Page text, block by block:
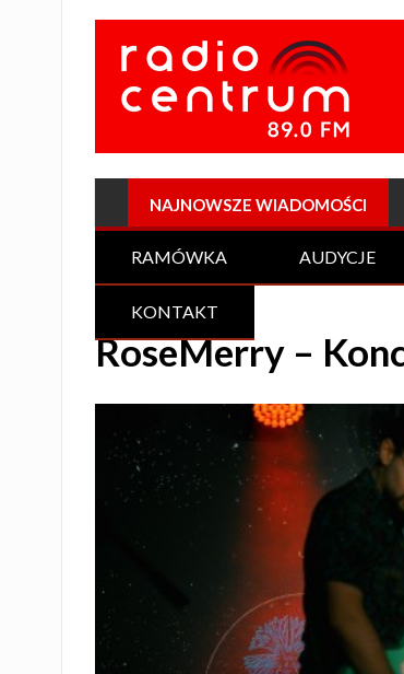
NAJNOWSZE WIADOMOŚCI
RAMÓWKA AUDYCJE
KONTAKT
RoseMerry –